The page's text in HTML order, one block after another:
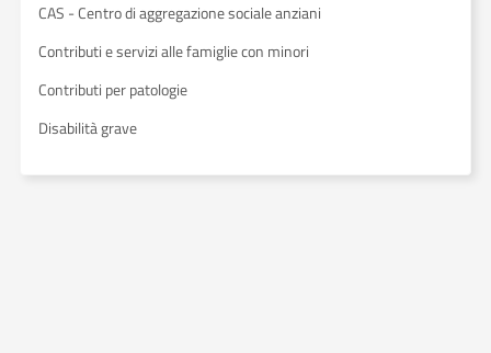
CAS - Centro di aggregazione sociale anziani
Contributi e servizi alle famiglie con minori
Contributi per patologie
Disabilità grave